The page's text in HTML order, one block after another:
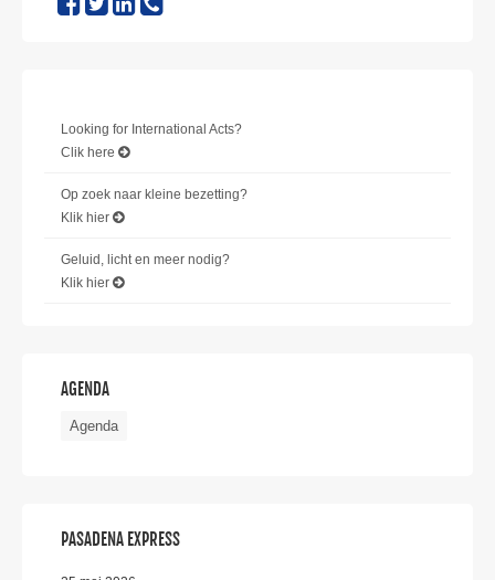
Looking for International Acts?
Clik here
Op zoek naar kleine bezetting?
Klik hier
Geluid, licht en meer nodig?
Klik hier
AGENDA
Agenda
PASADENA EXPRESS